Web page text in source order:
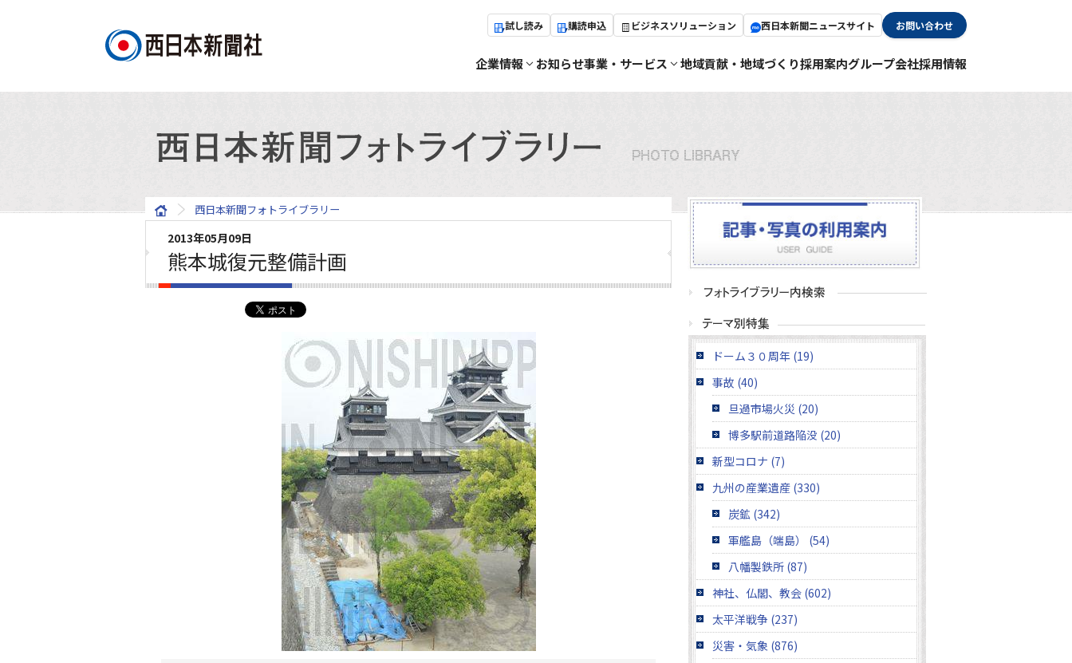
試し読み 購読申込 ビジネスソリューション 西日本新聞ニュースサイト お問い合わせ
企業情報 お知らせ事業・サービス 地域貢献・地域づくり採用案内グループ会社採用情報
西日本新聞フォトライブラリー
2013年05月09日
熊本城復元整備計画
ドーム３０周年 (19)
事故 (40)
旦過市場火災 (20)
博多駅前道路陥没 (20)
新型コロナ (7)
九州の産業遺産 (330)
炭鉱 (342)
軍艦島（端島） (54)
八幡製鉄所 (87)
神社、仏閣、教会 (602)
太平洋戦争 (237)
災害・気象 (876)